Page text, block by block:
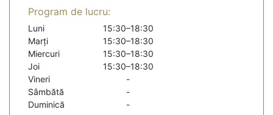
Program de lucru:
Luni
15:30–18:30
Marți
15:30–18:30
Miercuri
15:30–18:30
Joi
15:30–18:30
Vineri
-
Sâmbătă
-
Duminică
-